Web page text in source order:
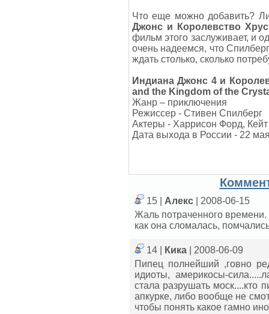
Что еще можно добавить?
Джонс и Королевство
фильм этого заслуживает, и
очень надеемся, что
ждать столько, сколько
Индиана Джонс 4 и
and the Kingdom of the
Жанр – приключения
Режиссер - Стивен Спилберг
Актеры - Харрисон Форд,
Дата выхода в России - 22
15 | Алекс
| 2008-06-15
Жаль потраченного
как она сломалась,
14 | Кика
| 2008-06-09
Пипец полнейший ,говно
идиоты, америкосы-
стала разрушать моск....кто
апкурке, либо вообще не
чтобы понять какое гамно